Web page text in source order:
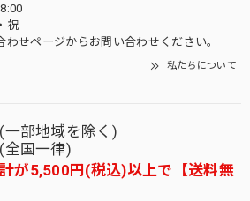
祝
わせページからお問い合わせください。
私たちについて
部地域を除く)
全国一律)
が5,500円(税込)以上で【送料無